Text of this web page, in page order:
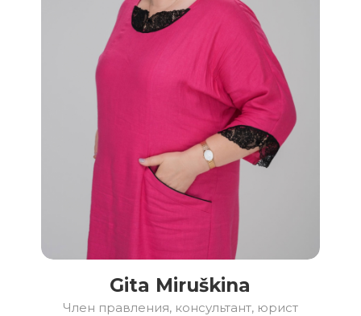
Gita Miruškina
Член правления, консультант, юрист